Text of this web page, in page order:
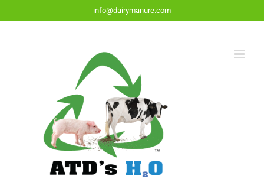
info@dairymanure.com